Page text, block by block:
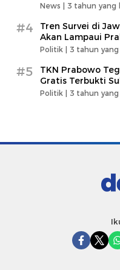
News | 3 tahun yang
#4
Tren Survei di
Akan Lampaui
Politik | 3 tahun yang
#5
TKN Prabowo
Gratis Terbukti
Politik | 3 tahun yang